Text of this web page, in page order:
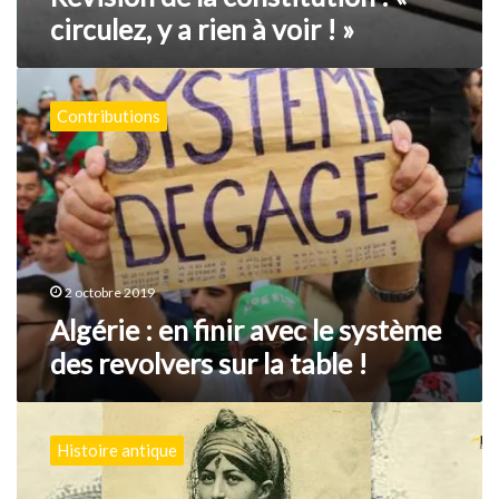
circulez, y a rien à voir ! »
Algérie
:
en
finir
avec
le
système
des
revolvers
sur
la
table
Contributions
2 octobre 2019
Algérie : en finir avec le système
des revolvers sur la table !
vague
migratoireHistoire antique